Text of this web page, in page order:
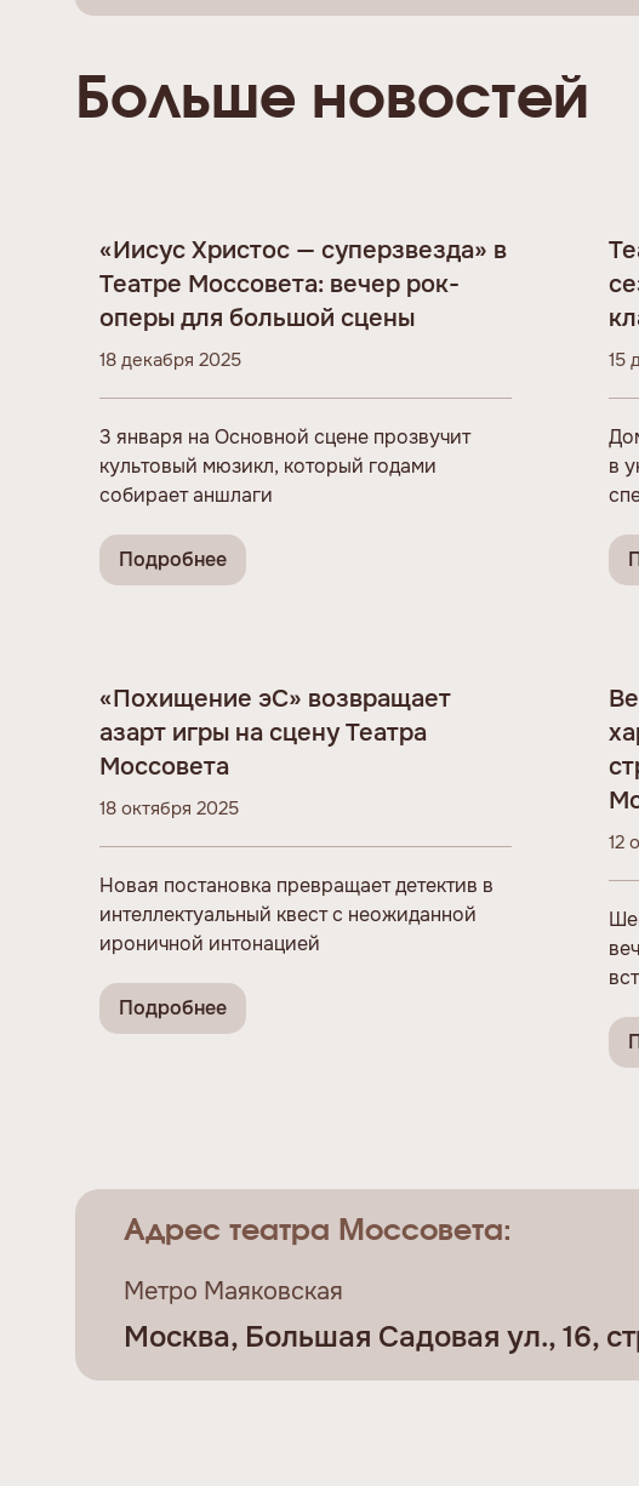
Больше новостей
«Иисус Христос — суперзвезда» в
Театре Моссовета: вечер рок-
оперы для большой сцены
18 декабря 2025
3 января на Основной сцене прозвучит
культовый мюзикл, который годами
собирает аншлаги
Подробнее
15
в
«Похищение эС» возвращает
азарт игры на сцену Театра
Моссовета
18 октября 2025
Новая постановка превращает детектив в
интеллектуальный квест с неожиданной
ироничной интонацией
Подробнее
12
Адрес театра Моссовета:
Метро Маяковская
Москва, Большая Садовая ул., 16,